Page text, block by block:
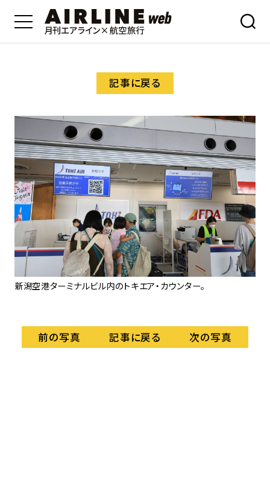
記事に戻る
新潟空港ターミナルビル内のトキエア・カウンター。
前の写真 記事に戻る 次の写真